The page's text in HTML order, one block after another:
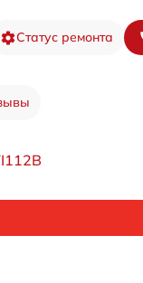
Статус ремонта